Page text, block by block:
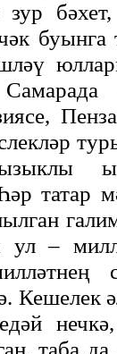
зур
татар
ул –
Кешелек
таба